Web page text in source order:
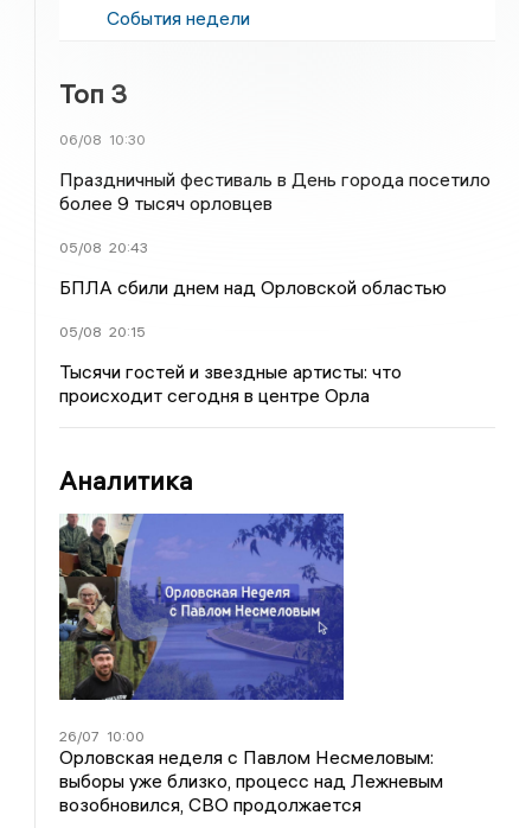
События недели
Топ 3
06/08 10:30
Праздничный фестиваль в День города посетило
более 9 тысяч орловцев
05/08 20:43
БПЛА сбили днем над Орловской областью
05/08 20:15
Тысячи гостей и звездные артисты: что
происходит сегодня в центре Орла
Аналитика
26/07 10:00
Орловская неделя с Павлом Несмеловым:
выборы уже близко, процесс над Лежневым
возобновился, СВО продолжается